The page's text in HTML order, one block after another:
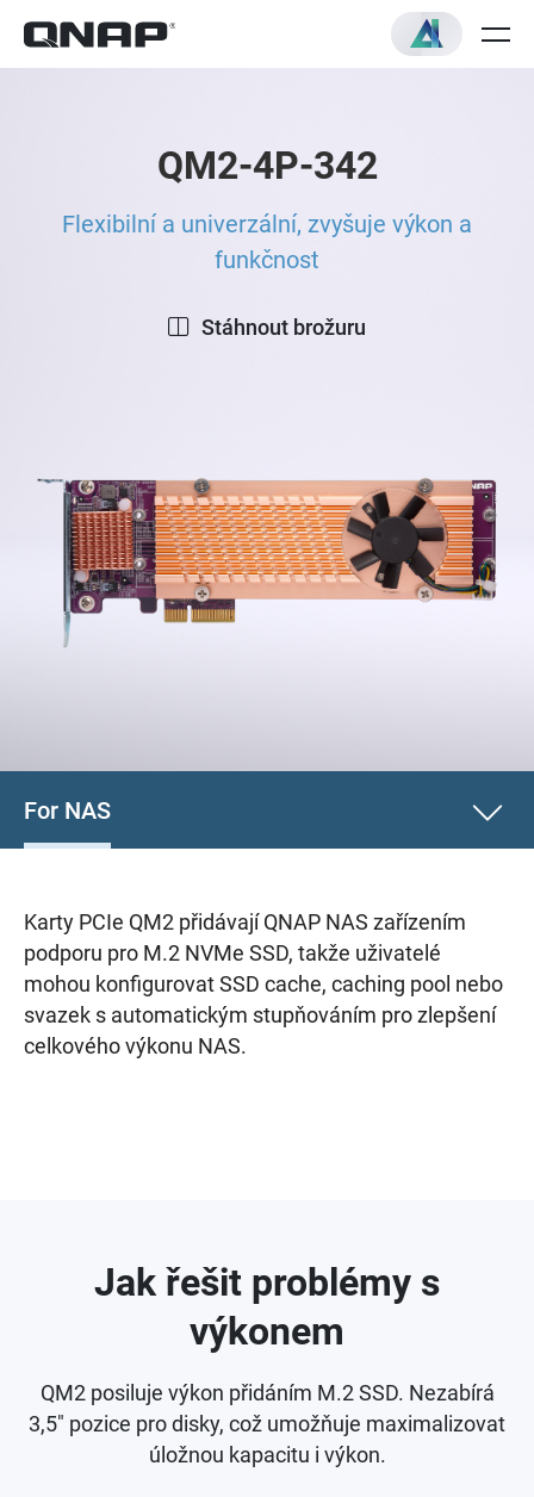
QM2-4P-342
Flexibilní a univerzální, zvyšuje výkon a
funkčnost
Stáhnout brožuru
For NAS
Karty PCIe QM2 přidávají QNAP NAS zařízením
podporu pro M.2 NVMe SSD, takže uživatelé
mohou konfigurovat SSD cache, caching pool nebo
svazek s automatickým stupňováním pro zlepšení
celkového výkonu NAS.
Jak řešit problémy s
výkonem
QM2 posiluje výkon přidáním M.2 SSD. Nezabírá
3,5" pozice pro disky, což umožňuje maximalizovat
úložnou kapacitu i výkon.